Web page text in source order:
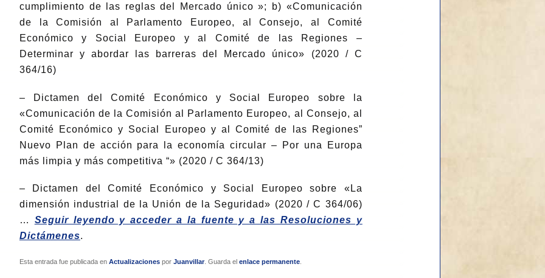
cumplimiento de las reglas del Mercado único »; b) «Comunicación
de la Comisión al Parlamento Europeo, al Consejo, al Comité
Económico y Social Europeo y al Comité de las Regiones –
Determinar y abordar las barreras del Mercado único» (2020 / C
364/16)
– Dictamen del Comité Económico y Social Europeo sobre la
«Comunicación de la Comisión al Parlamento Europeo, al Consejo, al
Comité Económico y Social Europeo y al Comité de las Regiones”
Nuevo Plan de acción para la economía circular – Por una Europa
más limpia y más competitiva “» (2020 / C 364/13)
– Dictamen del Comité Económico y Social Europeo sobre «La
dimensión industrial de la Unión de la Seguridad» (2020 / C 364/06)
… Seguir leyendo y acceder a la fuente y a las Resoluciones y
Dictámenes.
Esta entrada fue publicada en Actualizacionespor Juanvillar. Guarda el enlace permanente.